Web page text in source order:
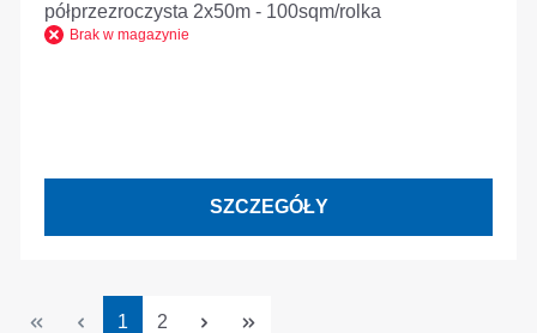
półprzezroczysta 2x50m - 100sqm/rolka
Brak w magazynie
SZCZEGÓŁY
Strona
1 Strona
2